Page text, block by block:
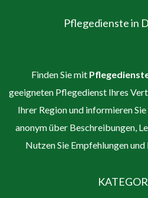
Pflegedienste in
Finden Sie mit
geeigneten Pflegedienst Ihres
Ihrer Region und informieren
anonym über Beschreibungen,
Nutzen Sie Empfehlungen